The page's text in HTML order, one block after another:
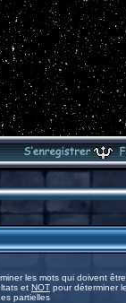
les mots qui doivent
et NOT pour déterminer
partielles